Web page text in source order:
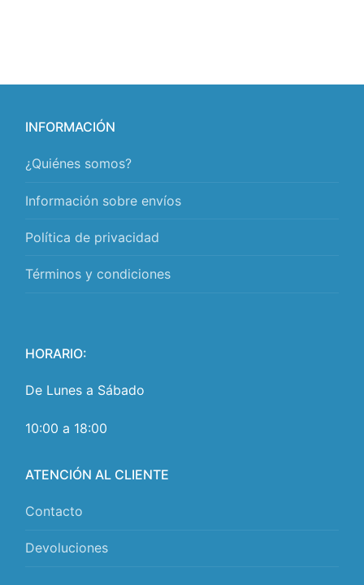
INFORMACIÓN
¿Quiénes somos?
Información sobre envíos
Política de privacidad
Términos y condiciones
HORARIO:
De Lunes a Sábado
10:00 a 18:00
ATENCIÓN AL CLIENTE
Contacto
Devoluciones